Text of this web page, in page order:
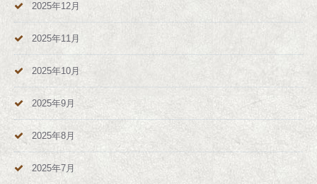
2025年12月
2025年11月
2025年10月
2025年9月
2025年8月
2025年7月